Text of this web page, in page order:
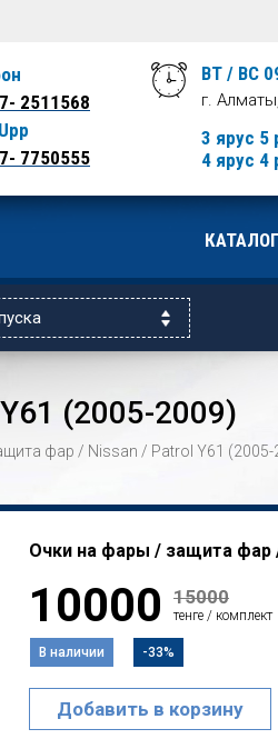
2511568
7750555
ВТ / ВС
г.
3 ярус 5
4 ярус 4
КАТАЛОГ
(2005-2009)
фар / Nissan / Patrol Y61 (2005-
Очки на фары / защита фар
10000 15000
тенге / комплект
В наличии -33%
Добавить в корзину